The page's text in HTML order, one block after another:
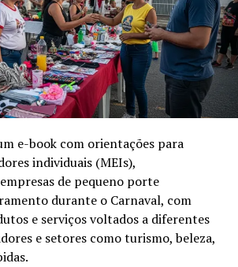
e-book com orientações para
individuais (MEIs),
de pequeno porte
durante o Carnaval, com
e serviços voltados a diferentes
e setores como turismo, beleza,